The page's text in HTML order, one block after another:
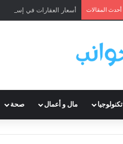
أحدث المقالات أسعار العقارات في إسبانيا:
تكنولوجيا مال و أعمال صحة